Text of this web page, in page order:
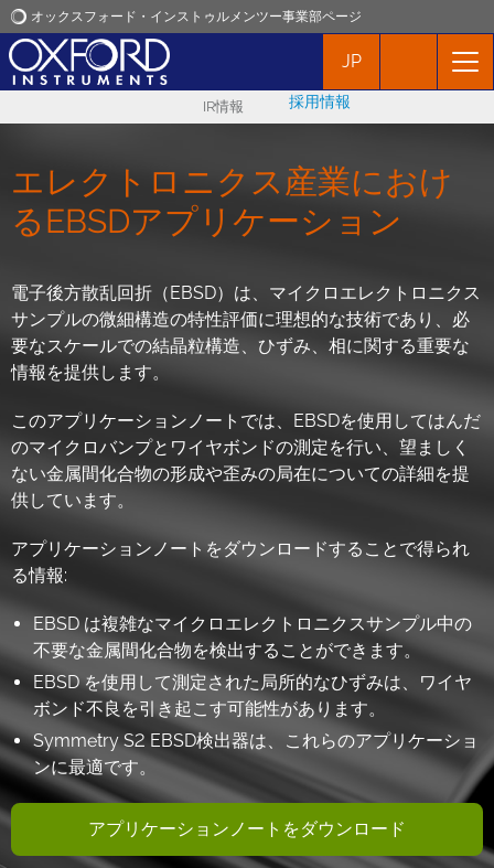
オックスフォード・インストゥルメンツー事業部ページ
オックスフォード・インストゥルメンツ
アプリケーション
プロダクト
イベント
JP
IR情報 採用情報
エレクトロニクス産業におけ
るEBSDアプリケーション
電子後方散乱回折（EBSD）は、マイクロエレクトロニクス
サンプルの微細構造の特性評価に理想的な技術であり、必
要なスケールでの結晶粒構造、ひずみ、相に関する重要な
情報を提供します。
このアプリケーションノートでは、EBSDを使用してはんだ
のマイクロバンプとワイヤボンドの測定を行い、望ましく
ない金属間化合物の形成や歪みの局在についての詳細を提
供しています。
アプリケーションノートをダウンロードすることで得られ
る情報:
EBSD は複雑なマイクロエレクトロニクスサンプル中の
不要な金属間化合物を検出することができます。
EBSD を使用して測定された局所的なひずみは、ワイヤ
ボンド不良を引き起こす可能性があります。
Symmetry S2 EBSD検出器は、これらのアプリケーショ
ンに最適です。
アプリケーションノートをダウンロード